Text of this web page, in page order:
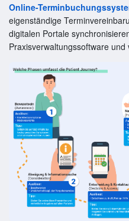
Online-
eigenständige
digitalen Portale
Praxisverwaltungssoftware